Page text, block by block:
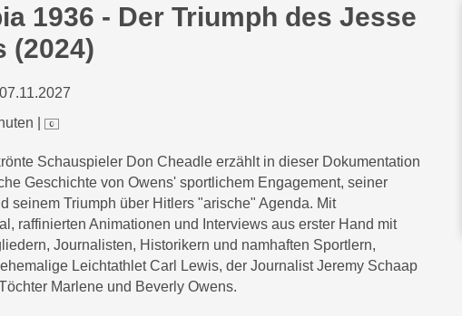
1936 - Der Triumph des Jesse
(2024)
Schauspieler Don Cheadle erzählt in dieser Dokumentation
Geschichte von Owens' sportlichem Engagement, seiner
seinem Triumph über Hitlers "arische" Agenda. Mit
raffinierten Animationen und Interviews aus erster Hand mit
Journalisten, Historikern und namhaften Sportlern,
Leichtathlet Carl Lewis, der Journalist Jeremy Schaap
Marlene und Beverly Owens.